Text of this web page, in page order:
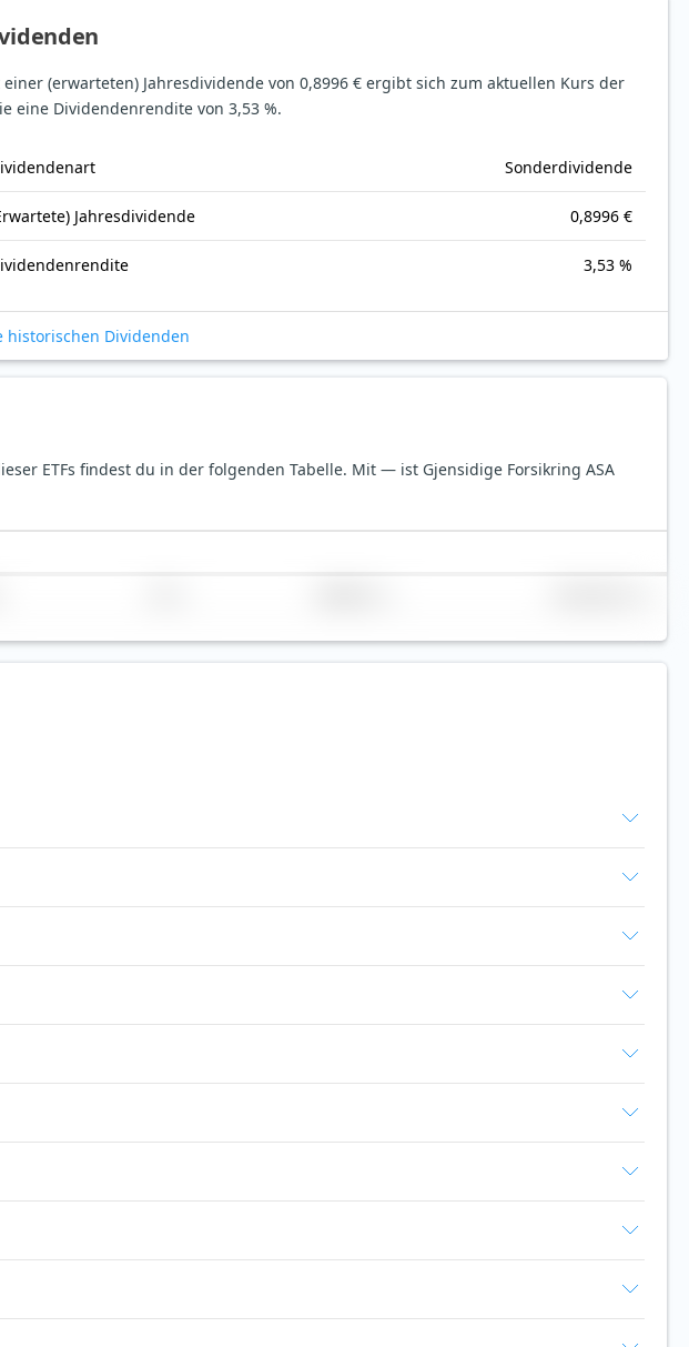
einer (erwarteten) Jahresdividende von 0,8996 € ergibt sich zum aktuellen Kurs der
eine Dividendenrendite von 3,53 %.
Sonderdividende
Jahresdividende 0,8996 €
3,53 %
historischen Dividenden
ETFs findest du in der folgenden Tabelle. Mit — ist Gjensidige Forsikring ASA